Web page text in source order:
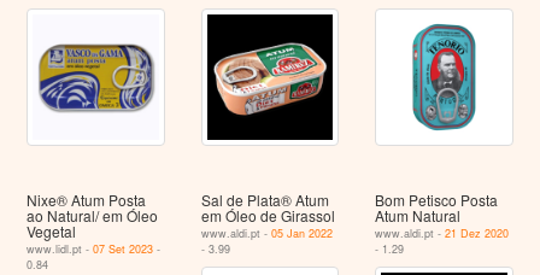
Nixe® Atum Posta
ao Natural/ em Óleo
Vegetal
www.lidl.pt -07 Set 2023 -
0.84
Sal de Plata® Atum
em Óleo de Girassol
www.aldi.pt - 05 Jan 2022
- 3.99
Bom Petisco Posta
Atum Natural
www.aldi.pt -21 Dez 2020
- 1.29